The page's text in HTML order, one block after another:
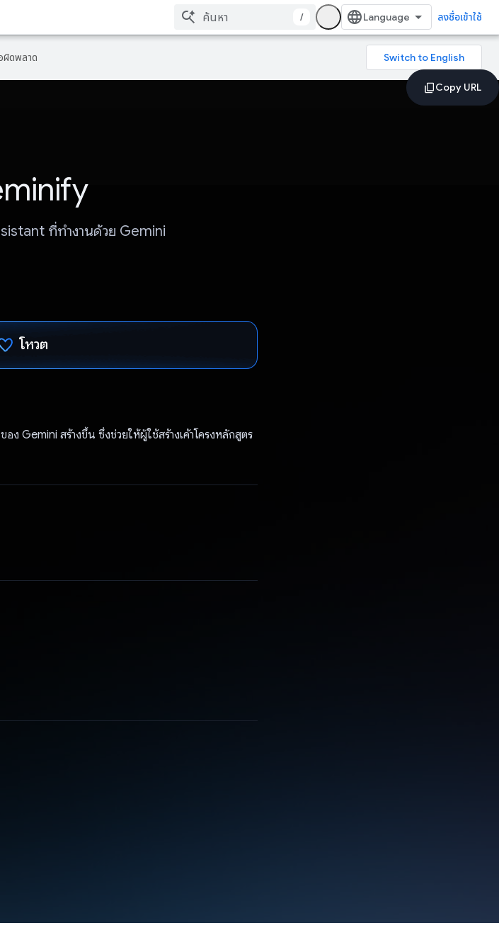
/ ลงชื่อเข้าใช้
ผิดพลาด
ที่ทำงานด้วย Gemini
โหวต
Gemini สร้างขึ้น ซึ่งช่วยให้ผู้ใช้สร้างเค้าโครงหลักสูตร